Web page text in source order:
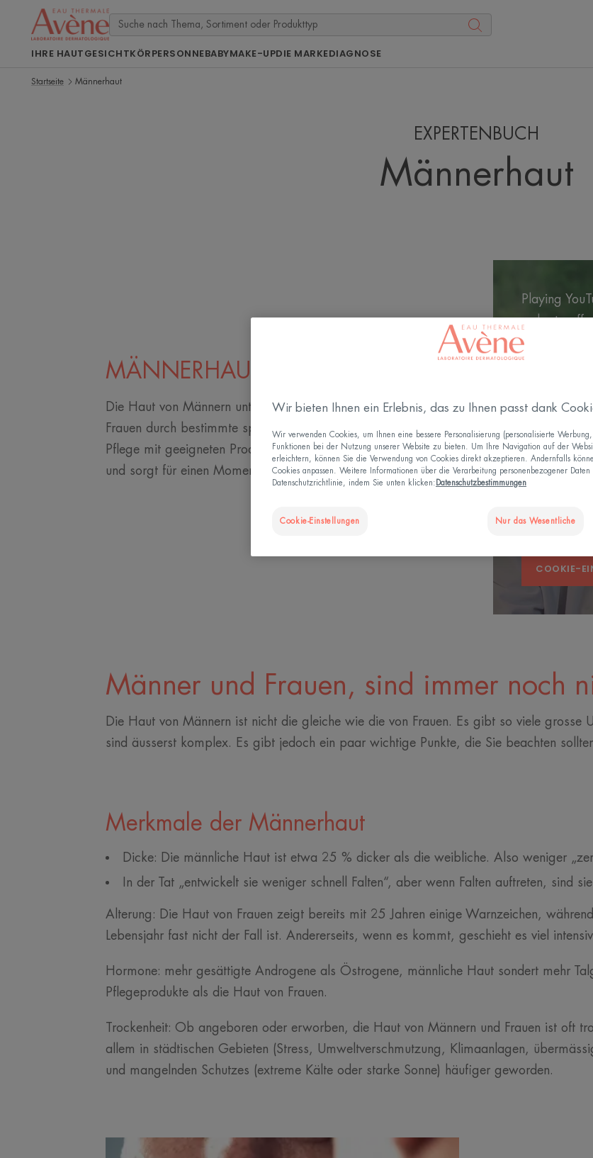
IHRE HAUTGESICHTKÖRPERSONNEBABYMAKE-UPDIE MARKEDIAGNOSE
Startseite Männerhaut
EXPERTENBUCH
Männerhaut
MÄNNERHAUT IM FOKUS
Die Haut von Männern unterscheidet sich von der Haut von
Frauen durch bestimmte spezifische Merkmale. Die tägliche
Pflege mit geeigneten Produkten beruhigt und schützt die Haut
und sorgt für einen Moment des Wohlbefindens.
Playing
order to
browsing
YouTube's «
You have
you cannot
You can
Settings »
the video.
You can
consent at
COOKIE-
Männer und Frauen, sind immer noch
Die Haut von Männern ist nicht die gleiche wie die von Frauen. Es gibt so viele grosse
sind äusserst komplex. Es gibt jedoch ein paar wichtige Punkte, die Sie beachten
Merkmale der Männerhaut
Dicke: Die männliche Haut ist etwa 25 % dicker als die weibliche. Also weniger
In der Tat „entwickelt sie weniger schnell Falten“, aber wenn Falten auftreten, sind
Alterung: Die Haut von Frauen zeigt bereits mit 25 Jahren einige Warnzeichen,
Lebensjahr fast nicht der Fall ist. Andererseits, wenn es kommt, geschieht es viel
Hormone: mehr gesättigte Androgene als Östrogene, männliche Haut sondert mehr
Pflegeprodukte als die Haut von Frauen.
Trockenheit: Ob angeboren oder erworben, die Haut von Männern und Frauen ist oft
allem in städtischen Gebieten (Stress, Umweltverschmutzung, Klimaanlagen,
und mangelnden Schutzes (extreme Kälte oder starke Sonne) häufiger geworden.
Wir bieten Ihnen ein Erlebnis, das zu Ihnen passt dank
Wir verwenden Cookies, um Ihnen eine bessere Personalisierung (personalisierte
Funktionen bei der Nutzung unserer Website zu bieten. Um Ihre Navigation auf der
erleichtern, können Sie die Verwendung von Cookies direkt akzeptieren. Andernfalls
Cookies anpassen. Weitere Informationen über die Verarbeitung personenbezogener
Datenschutzrichtlinie, indem Sie unten klicken: Datenschutzbestimmungen
Cookie-Einstellungen Nur das Wesentliche